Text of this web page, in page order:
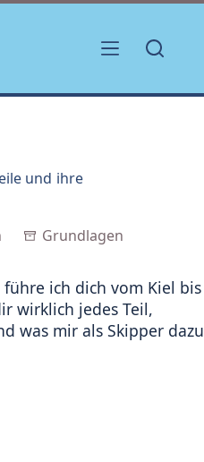
und ihre
Grundlagen
ich dich vom Kiel bis
wirklich jedes Teil,
was mir als Skipper dazu